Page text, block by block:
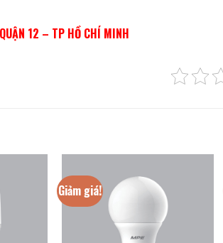
12 – TP HỒ CHÍ MINH
Giảm giá!